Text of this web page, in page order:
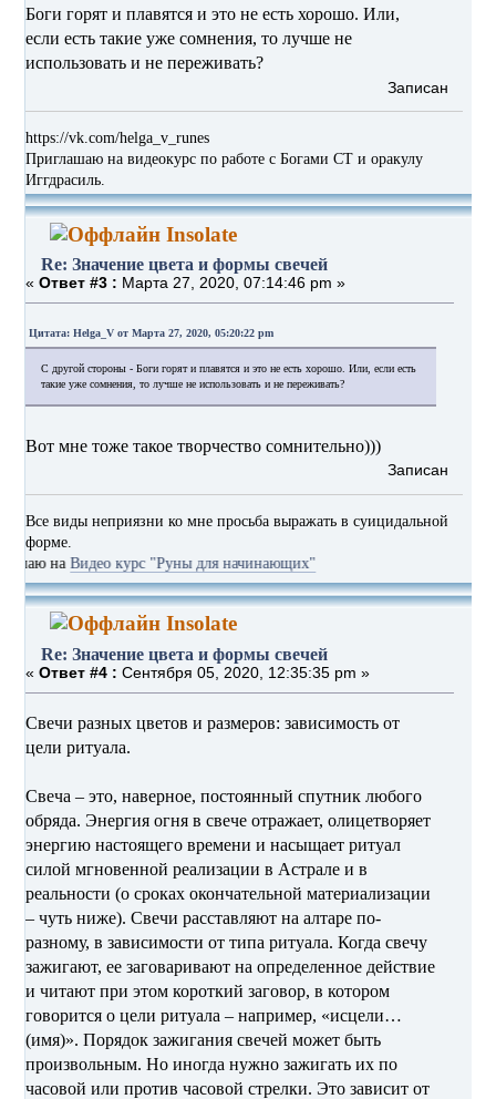
Боги горят и плавятся и это не есть хорошо. Или,
если есть такие уже сомнения, то лучше не
использовать и не переживать?
Записан
https://vk.com/helga_v_runes
Приглашаю на видеокурс по работе с Богами СТ и оракулу
Иггдрасиль.
Insolate
Re: Значение цвета и формы свечей
«Ответ #3 : Марта 27, 2020, 07:14:46 pm »
Цитата: Helga_V от Марта 27, 2020, 05:20:22 pm
С другой стороны - Боги горят и плавятся и это не есть хорошо. Или, если есть
такие уже сомнения, то лучше не использовать и не переживать?
Вот мне тоже такое творчество сомнительно)))
Записан
Все виды неприязни ко мне просьба выражать в суицидальной
форме.
Видео курс "Руны для начинающих"
Insolate
Re: Значение цвета и формы свечей
«Ответ #4 : Сентября 05, 2020, 12:35:35 pm »
Свечи разных цветов и размеров: зависимость от
цели ритуала.
Свеча – это, наверное, постоянный спутник любого
обряда. Энергия огня в свече отражает, олицетворяет
энергию настоящего времени и насыщает ритуал
силой мгновенной реализации в Астрале и в
реальности (о сроках окончательной материализации
– чуть ниже). Свечи расставляют на алтаре по-
разному, в зависимости от типа ритуала. Когда свечу
зажигают, ее заговаривают на определенное действие
и читают при этом короткий заговор, в котором
говорится о цели ритуала – например, «исцели…
(имя)». Порядок зажигания свечей может быть
произвольным. Но иногда нужно зажигать их по
часовой или против часовой стрелки. Это зависит от